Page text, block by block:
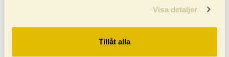
Visa detaljer
Tillåt alla
gedigen hantverkstradition.
Baseco Golv ABBox 86 924 21 Sorsele
556295-1953
Telefon0952-550 10